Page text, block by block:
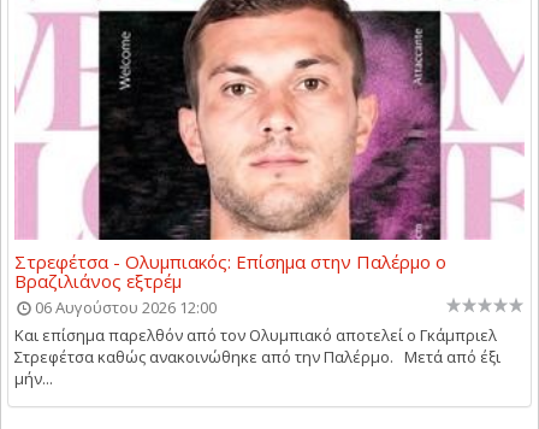
Στρεφέτσα - Ολυμπιακός: Επίσημα στην Παλέρμο ο
Βραζιλιάνος εξτρέμ
06 Αυγούστου 2026 12:00
Και επίσημα παρελθόν από τον Ολυμπιακό αποτελεί ο Γκάμπριελ
Στρεφέτσα καθώς ανακοινώθηκε από την Παλέρμο. Μετά από έξι
μήν...